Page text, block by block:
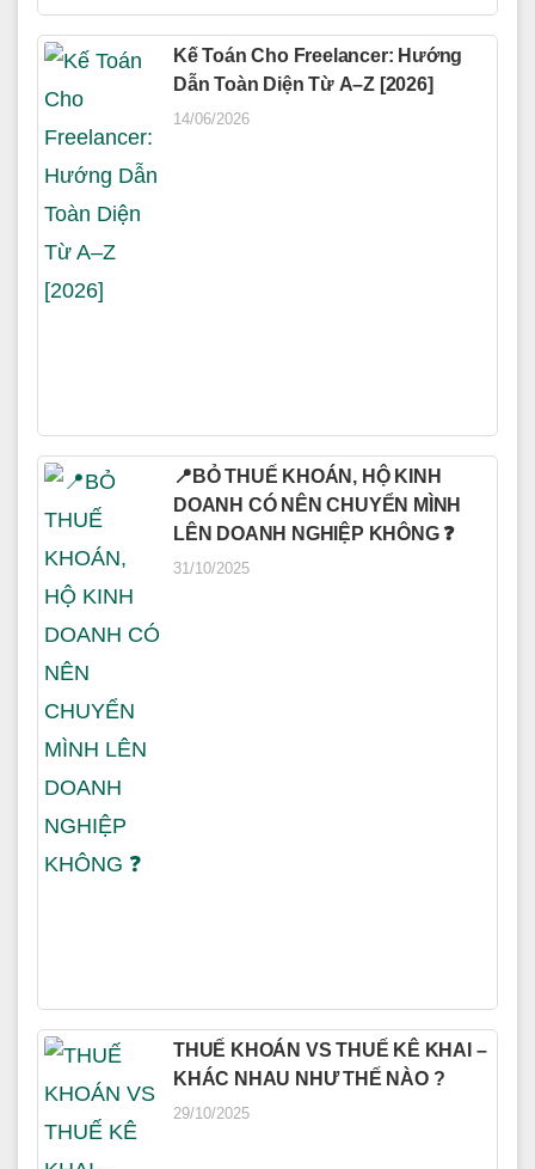
Kế Toán Cho Freelancer: Hướng
Dẫn Toàn Diện Từ A–Z [2026]
14/06/2026
📍BỎ THUẾ KHOÁN, HỘ KINH
DOANH CÓ NÊN CHUYỂN MÌNH
LÊN DOANH NGHIỆP KHÔNG ❓
31/10/2025
THUẾ KHOÁN VS THUẾ KÊ KHAI –
KHÁC NHAU NHƯ THẾ NÀO ?
29/10/2025